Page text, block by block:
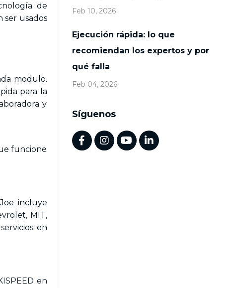
de
ser usados
modulo.
para la
y
funcione
incluye
MIT,
en
en
Feb 10, 2026
Ejecución rápida: lo que
recomiendan los expertos y por
qué falla
Feb 04, 2026
Síguenos